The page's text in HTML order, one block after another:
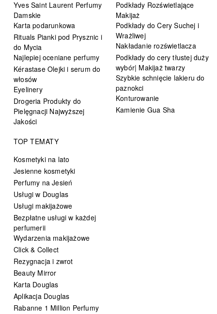
Yves Saint Laurent Perfumy
Damskie
Karta podarunkowa
Rituals Pianki pod Prysznic i
do Mycia
Najlepiej oceniane perfumy
Kérastase Olejki i serum do
włosów
Eyelinery
Drogeria Produkty do
Pielęgnacji Najwyższej
Jakości
Podkłady Rozświetlające
Makijaż
Podkłady do Cery Suchej i
Wrażliwej
Nakładanie rozświetlacza
Podkłady do cery tłustej duży
wybór| Makijaż twarzy
Szybkie schnięcie lakieru do
paznokci
Konturowanie
Kamienie Gua Sha
TOP TEMATY
Kosmetyki na lato
Jesienne kosmetyki
Perfumy na Jesień
Usługi w Douglas
Usługi makijażowe
Bezpłatne usługi w każdej
perfumerii
Wydarzenia makijażowe
Click & Collect
Rezygnacja i zwrot
Beauty Mirror
Karta Douglas
Aplikacja Douglas
Rabanne 1 Million Perfumy